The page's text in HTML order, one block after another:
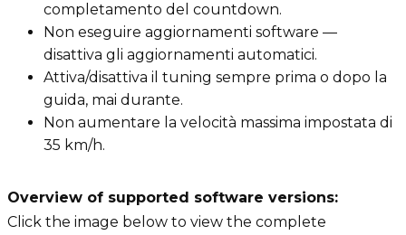
completamento del countdown.
Non eseguire aggiornamenti software —
disattiva gli aggiornamenti automatici.
Attiva/disattiva il tuning sempre prima o dopo la
guida, mai durante.
Non aumentare la velocità massima impostata di
35 km/h.
Overview of supported software versions:
Click the image below to view the complete